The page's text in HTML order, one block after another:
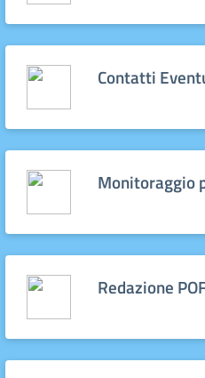
Contatti
Monitoraggio
Redazione